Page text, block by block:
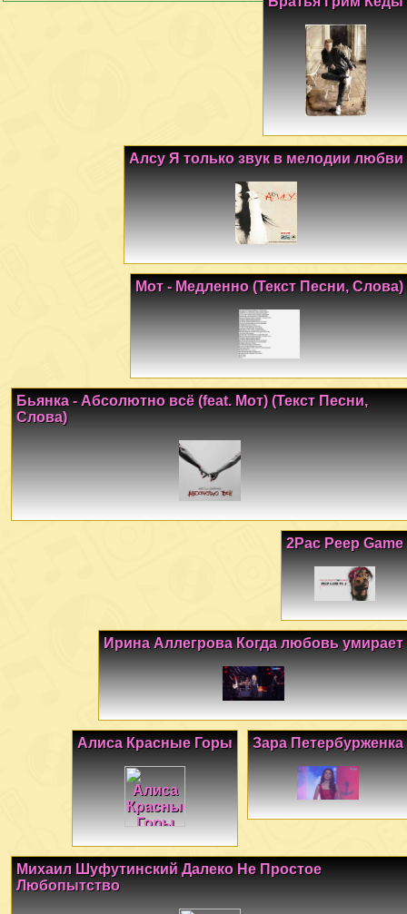
Алсу Я только звук в мелодии любви
Мот - Медленно (Текст Песни, Слова)
Бьянка - Абсолютно всё (feat. Мот) (Текст Песни,
Слова)
2Pac Peep Game
Ирина Аллегрова Когда любовь умирает
Зара Петербурженка
Алиса Красные Горы
Михаил Шуфутинский Далеко Не Простое
Любопытство